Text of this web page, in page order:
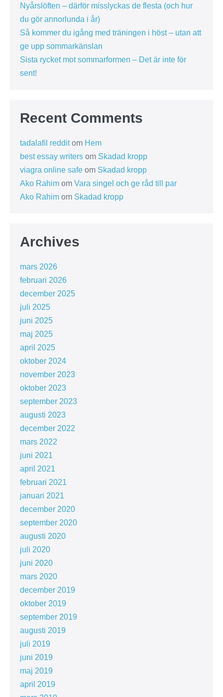
Nyårslöften – därför misslyckas de flesta (och hur
du gör annorlunda i år)
Så kommer du igång med träningen i höst – utan att
ge upp sommarkänslan
Sista rycket mot sommarformen – Det är inte för
sent!
Recent Comments
tadalafil redditom Hem
best essay writers om Skadad kropp
viagra online safe om Skadad kropp
Ako Rahim om Vara singel och ge råd till par
Ako Rahim om Skadad kropp
Archives
mars 2026
februari 2026
december 2025
juli 2025
juni 2025
maj 2025
april 2025
oktober 2024
november 2023
oktober 2023
september 2023
augusti 2023
december 2022
mars 2022
juni 2021
april 2021
februari 2021
januari 2021
december 2020
september 2020
augusti 2020
juli 2020
juni 2020
mars 2020
december 2019
oktober 2019
september 2019
augusti 2019
juli 2019
juni 2019
maj 2019
april 2019